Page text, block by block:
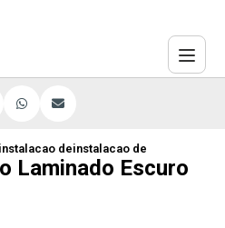
laminados
instalacao de piso laminado abc
instalacao de piso
Laminado Escuro